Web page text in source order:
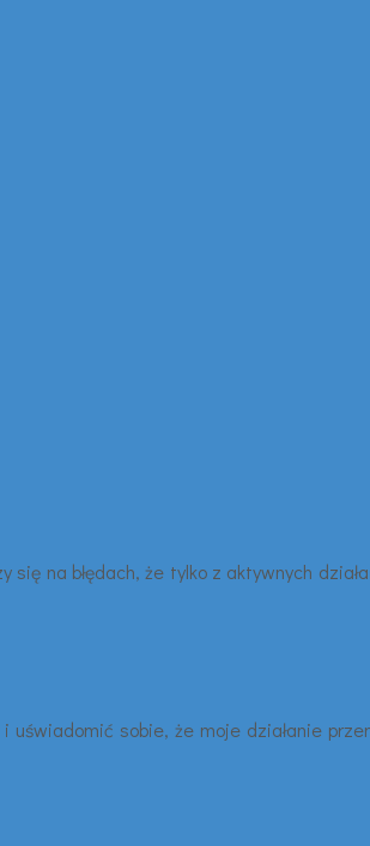
na błędach, że tylko z aktywnych
sobie, że moje działanie